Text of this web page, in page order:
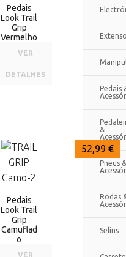
Pedais
Look Trail
Grip
Vermelho
VER
DETALHES
52,99 €
52,99 €
52,99 €
Pedais
Look Trail
Grip
Camuflad
o
VER
Pedais
&
Pneus &
Rodas
Selins